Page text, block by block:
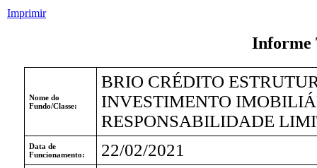
Imprimir
Informe
Nome do
Fundo/Classe:
BRIO CRÉDITO
INVESTIMENTO
RESPONSABILIDADE
Data de
Funcionamento:
22/02/2021